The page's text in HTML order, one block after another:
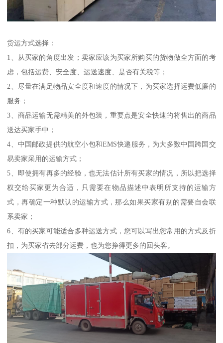
货运方式选择：
1、从买家的角度出发；卖家应该为买家所购买的货物做全方面的考
虑，包括运费、安全度、运送速度、是否有关税等；
2、尽量在满足物品安全度和速度的情况下，为买家选择运费低廉的
服务；
3、商品运输无需精美的外包装，重要点是安全快速的将售出的商品
送达买家手中；
4、中国邮政提供的航空小包和EMS快递服务，为大多数中国跨国交
易卖家采用的运输方式；
5、即使拥有再多的经验，也无法估计所有买家的情况，所以把选择
权交给买家更为合适，只需要在物品描述中表明所支持的运输方
式，再确定一种默认的运输方式，那么如果买家有别的需要自会联
系卖家；
6、有的买家可能适合多种运送方式，您可以写出您常用的方式及折
扣，为买家省去部分运费，也为您挣得更多的回头客。